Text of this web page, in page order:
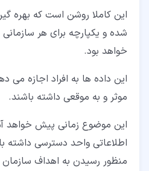
این کاملا روشن است که بهره
شده و یکپارچه برای هر
خواهد بود.
این داده ها به افراد اجازه می
موثر و به موقعی داشته باشند.
این موضوع زمانی پیش خواهد
اطلاعاتی واحد دسترسی داشته
منظور رسیدن به اهداف سازمان